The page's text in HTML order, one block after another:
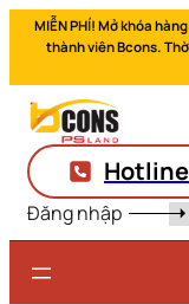
MIỄN PHÍ! Mở khóa hàng trăm công thức kinh doanh độc quyền dành cho
thành viên Bcons.
Đăng nhập